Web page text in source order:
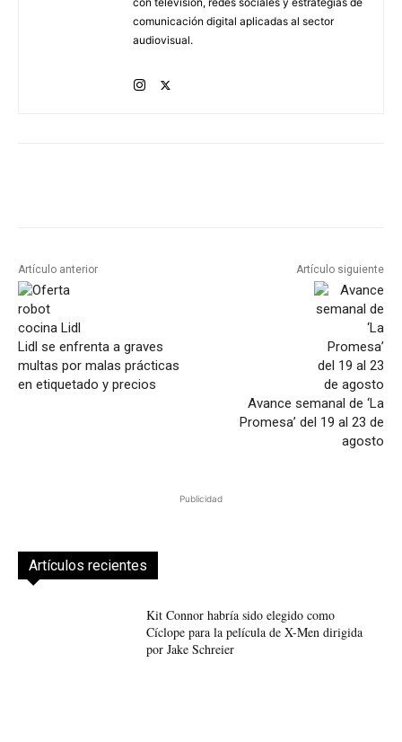
comunicación digital aplicadas al sector
audiovisual.
Artículo anterior
Lidl se enfrenta a graves
multas por malas prácticas
en etiquetado y precios
Artículo siguiente
Avance semanal de ‘La
Promesa’ del 19 al 23 de
agosto
Publicidad
Artículos recientes
Kit Connor habría sido elegido como
Cíclope para la película de X-Men dirigida
por Jake Schreier